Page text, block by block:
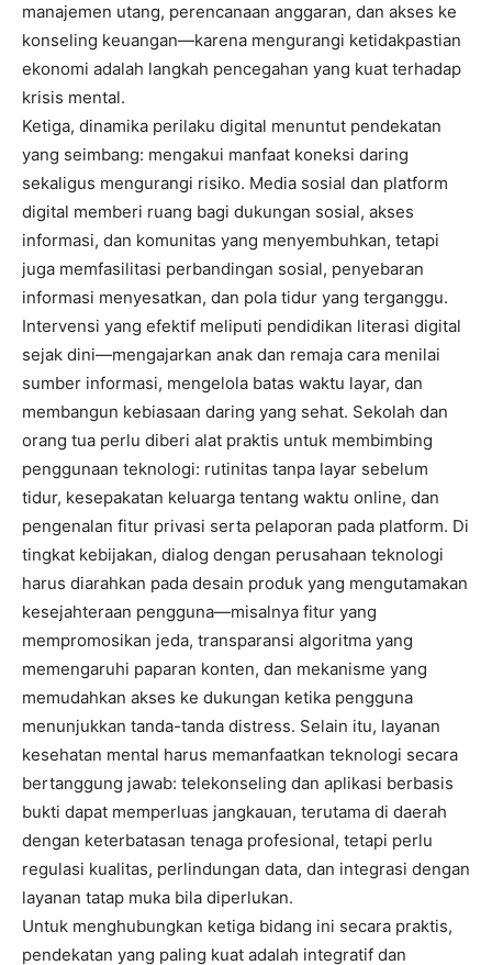
manajemen utang, perencanaan anggaran, dan akses ke
konseling keuangan—karena mengurangi ketidakpastian
ekonomi adalah langkah pencegahan yang kuat terhadap
krisis mental.
Ketiga, dinamika perilaku digital menuntut pendekatan
yang seimbang: mengakui manfaat koneksi daring
sekaligus mengurangi risiko. Media sosial dan platform
digital memberi ruang bagi dukungan sosial, akses
informasi, dan komunitas yang menyembuhkan, tetapi
juga memfasilitasi perbandingan sosial, penyebaran
informasi menyesatkan, dan pola tidur yang terganggu.
Intervensi yang efektif meliputi pendidikan literasi digital
sejak dini—mengajarkan anak dan remaja cara menilai
sumber informasi, mengelola batas waktu layar, dan
membangun kebiasaan daring yang sehat. Sekolah dan
orang tua perlu diberi alat praktis untuk membimbing
penggunaan teknologi: rutinitas tanpa layar sebelum
tidur, kesepakatan keluarga tentang waktu online, dan
pengenalan fitur privasi serta pelaporan pada platform. Di
tingkat kebijakan, dialog dengan perusahaan teknologi
harus diarahkan pada desain produk yang mengutamakan
kesejahteraan pengguna—misalnya fitur yang
mempromosikan jeda, transparansi algoritma yang
memengaruhi paparan konten, dan mekanisme yang
memudahkan akses ke dukungan ketika pengguna
menunjukkan tanda-tanda distress. Selain itu, layanan
kesehatan mental harus memanfaatkan teknologi secara
bertanggung jawab: telekonseling dan aplikasi berbasis
bukti dapat memperluas jangkauan, terutama di daerah
dengan keterbatasan tenaga profesional, tetapi perlu
regulasi kualitas, perlindungan data, dan integrasi dengan
layanan tatap muka bila diperlukan.
Untuk menghubungkan ketiga bidang ini secara praktis,
pendekatan yang paling kuat adalah integratif dan